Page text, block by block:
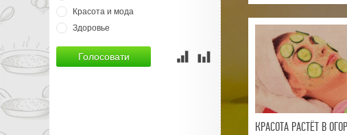
Красота и мода
Здоровье
Голосовати
КРАСОТА РАСТЁТ В